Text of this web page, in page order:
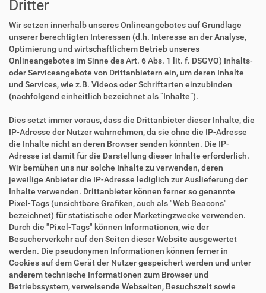
Dritter
Wir setzen innerhalb unseres Onlineangebotes auf Grundlage
unserer berechtigten Interessen (d.h. Interesse an der Analyse,
Optimierung und wirtschaftlichem Betrieb unseres
Onlineangebotes im Sinne des Art. 6 Abs. 1 lit. f. DSGVO) Inhalts-
oder Serviceangebote von Drittanbietern ein, um deren Inhalte
und Services, wie z.B. Videos oder Schriftarten einzubinden
(nachfolgend einheitlich bezeichnet als “Inhalte”).
Dies setzt immer voraus, dass die Drittanbieter dieser Inhalte, die
IP-Adresse der Nutzer wahrnehmen, da sie ohne die IP-Adresse
die Inhalte nicht an deren Browser senden könnten. Die IP-
Adresse ist damit für die Darstellung dieser Inhalte erforderlich.
Wir bemühen uns nur solche Inhalte zu verwenden, deren
jeweilige Anbieter die IP-Adresse lediglich zur Auslieferung der
Inhalte verwenden. Drittanbieter können ferner so genannte
Pixel-Tags (unsichtbare Grafiken, auch als "Web Beacons"
bezeichnet) für statistische oder Marketingzwecke verwenden.
Durch die "Pixel-Tags" können Informationen, wie der
Besucherverkehr auf den Seiten dieser Website ausgewertet
werden. Die pseudonymen Informationen können ferner in
Cookies auf dem Gerät der Nutzer gespeichert werden und unter
anderem technische Informationen zum Browser und
Betriebssystem, verweisende Webseiten, Besuchszeit sowie